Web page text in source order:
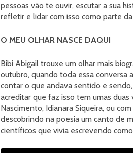
pessoas vão te ouvir, escutar a sua
refletir e lidar com isso como parte da
O MEU OLHAR NASCE DAQUI
Bibi Abigail trouxe um olhar mais
outubro, quando toda essa conversa
contar o que andava sentido e
acreditar que faz isso tem umas
Nascimento, Idianara Siqueira, ou
descobrindo na poesia um canto de
científicos que vivia escrevendo